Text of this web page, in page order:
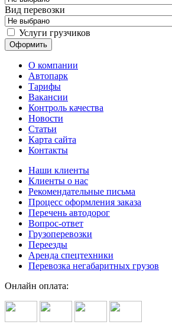
Вид перевозки
Услуги грузчиков
О компании
Автопарк
Тарифы
Вакансии
Контроль качества
Новости
Статьи
Карта сайта
Контакты
Наши клиенты
Клиенты о нас
Рекомендательные письма
Процесс оформления заказа
Перечень автодорог
Вопрос-ответ
Грузоперевозки
Переезды
Аренда спецтехники
Перевозка негабаритных грузов
Онлайн оплата: